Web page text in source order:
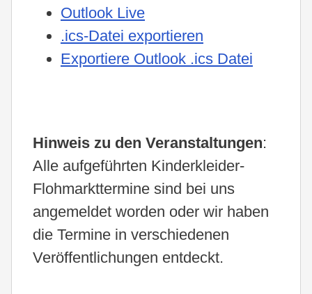
Outlook Live
.ics-Datei exportieren
Exportiere Outlook .ics Datei
Hinweis zu den Veranstaltungen:
Alle aufgeführten Kinderkleider-
Flohmarkttermine sind bei uns
angemeldet worden oder wir haben
die Termine in verschiedenen
Veröffentlichungen entdeckt.